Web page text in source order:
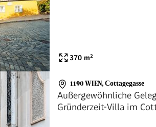
370 m²
1190 WIEN, Cottagegasse
Außergewöhnliche
Gründerzeit-Villa im